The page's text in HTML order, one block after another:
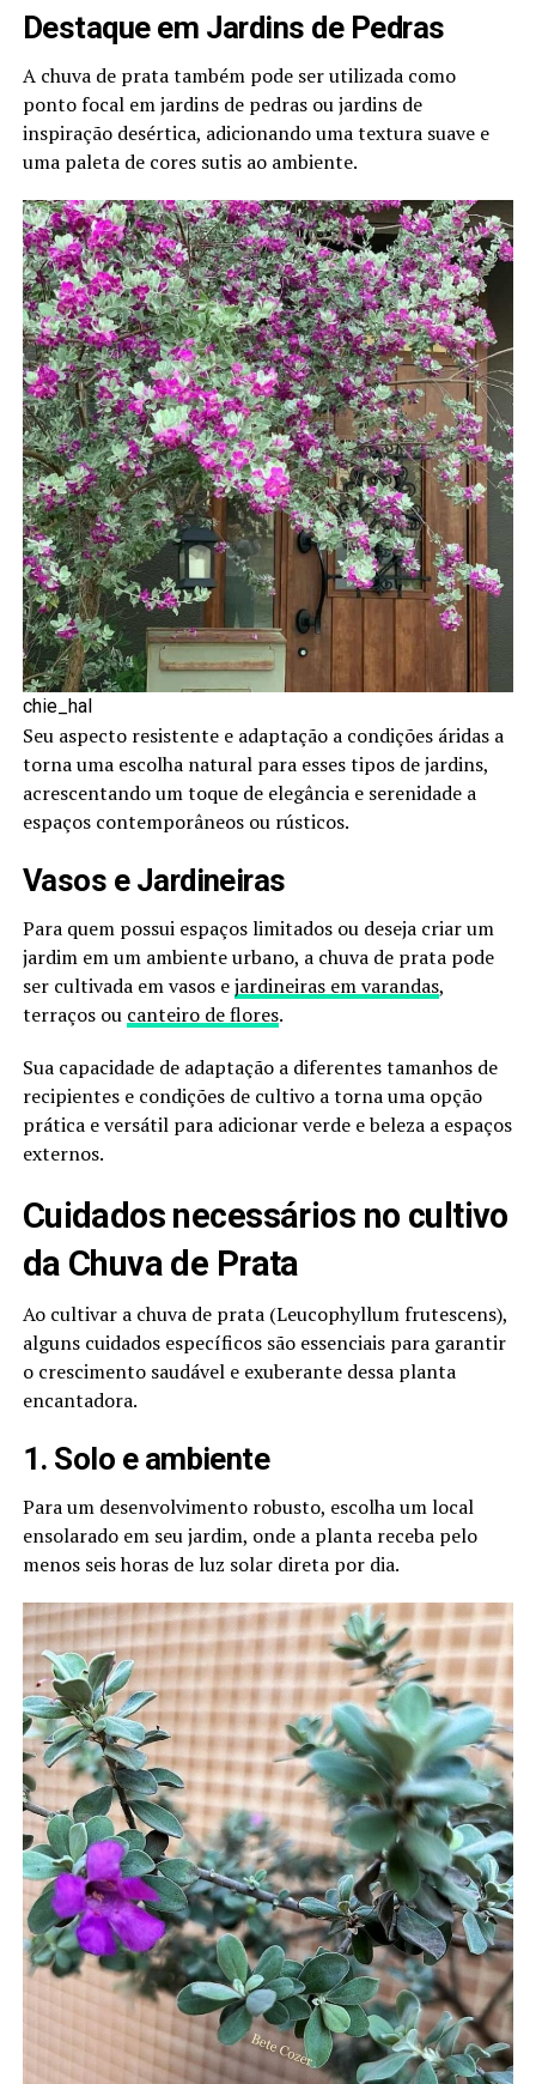
Destaque em Jardins de Pedras
A chuva de prata também pode ser utilizada como
ponto focal em jardins de pedras ou jardins de
inspiração desértica, adicionando uma textura suave e
uma paleta de cores sutis ao ambiente.
chie_hal
Seu aspecto resistente e adaptação a condições áridas a
torna uma escolha natural para esses tipos de jardins,
acrescentando um toque de elegância e serenidade a
espaços contemporâneos ou rústicos.
Vasos e Jardineiras
Para quem possui espaços limitados ou deseja criar um
jardim em um ambiente urbano, a chuva de prata pode
ser cultivada em vasos ejardineiras em varandas,
terraços ou canteiro de flores.
Sua capacidade de adaptação a diferentes tamanhos de
recipientes e condições de cultivo a torna uma opção
prática e versátil para adicionar verde e beleza a espaços
externos.
Cuidados necessários no cultivo
da Chuva de Prata
Ao cultivar a chuva de prata (Leucophyllum frutescens),
alguns cuidados específicos são essenciais para garantir
o crescimento saudável e exuberante dessa planta
encantadora.
1. Solo e ambiente
Para um desenvolvimento robusto, escolha um local
ensolarado em seu jardim, onde a planta receba pelo
menos seis horas de luz solar direta por dia.